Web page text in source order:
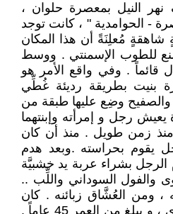
النيل بمعصرة حلوان ،
- الحوامدية " ، كانت توجد
شاهقةٍ مُعلِنَةً أن هذا المكان
للطوب الإسمنتي . ووسط
قائماً . وفي واقع الأمر هو
بنيت بطريقة رديئة غُطِّي
وضِع عليها طبقة من
رجل و إمرأته وإبنتهما
زمن طويل . منذ أن كان
يقوم بحراسته .وبعد هدم
الرجل بشراء عربة يد خشبيَّة
والفول السوداني واللِّب ..
، ومن العُشَّاق زبائنه . كان
صاحبنا يُدعى مهران البحيري ، و يبلغ من العمر 45 عاماً .